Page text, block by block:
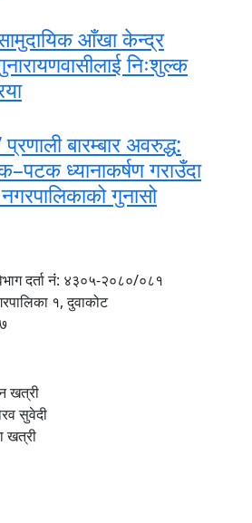
आँखा केन्द्र
निःशुल्क
बारम्बार अवरुद्ध:
ध्यानाकर्षण गराउँदा
गुनासो
दर्ता नंं: ४३०५-२०८०/०८१
१, दुवाकोट
खत्री
सुवेदी
खत्री